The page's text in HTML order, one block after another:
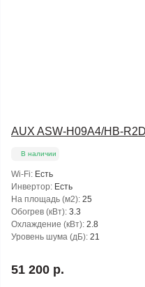
AUX ASW-H09A4/HB-
В наличии
Wi-Fi: Есть
Инвертор: Есть
На площадь (м2): 25
Обогрев (кВт): 3.3
Охлаждение (кВт): 2.8
Уровень шума (дБ): 21
51 200 р.